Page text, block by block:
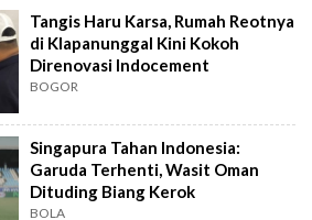
Tangis Haru Karsa, Rumah Reotnya
di Klapanunggal Kini Kokoh
Direnovasi Indocement
BOGOR
Singapura Tahan Indonesia:
Garuda Terhenti, Wasit Oman
Dituding Biang Kerok
BOLA